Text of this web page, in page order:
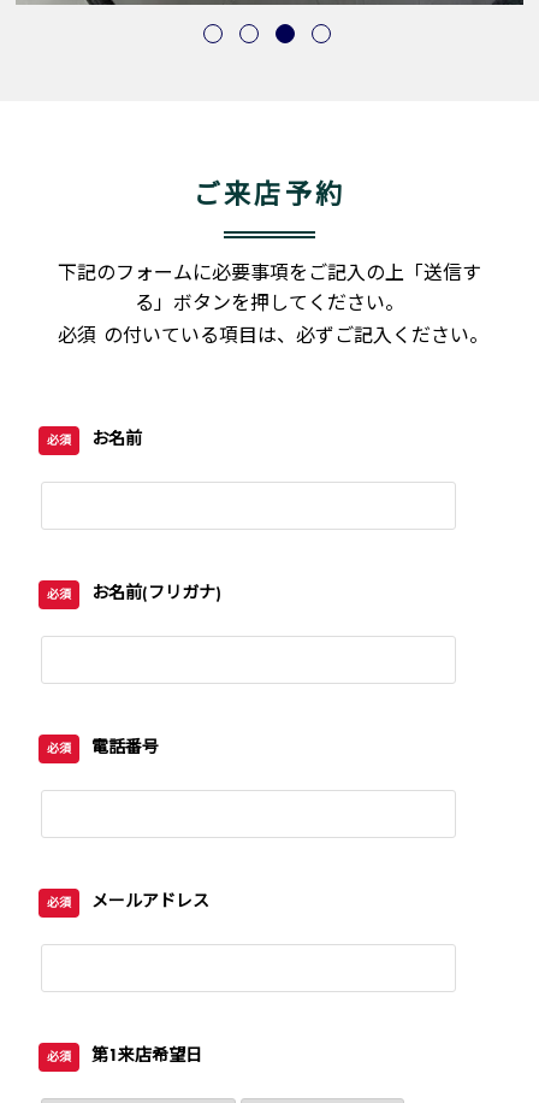
ご来店予約
下記のフォームに必要事項をご記入の上「送信す
る」ボタンを押してください。
必須 の付いている項目は、必ずご記入ください。
必須 お名前
必須 お名前(フリガナ)
必須 電話番号
必須 メールアドレス
必須 第1来店希望日